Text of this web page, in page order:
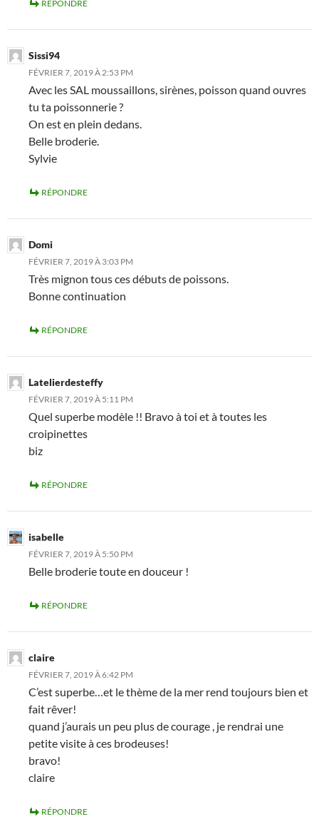
RÉPONDRE
Sissi94
FÉVRIER 7, 2019 À 2:53 PM
Avec les SAL moussaillons, sirènes, poisson quand ouvres
tu ta poissonnerie ?
On est en plein dedans.
Belle broderie.
Sylvie
RÉPONDRE
Domi
FÉVRIER 7, 2019 À 3:03 PM
Très mignon tous ces débuts de poissons.
Bonne continuation
RÉPONDRE
Latelierdesteffy
FÉVRIER 7, 2019 À 5:11 PM
Quel superbe modèle !! Bravo à toi et à toutes les
croipinettes
biz
RÉPONDRE
isabelle
FÉVRIER 7, 2019 À 5:50 PM
Belle broderie toute en douceur !
RÉPONDRE
claire
FÉVRIER 7, 2019 À 6:42 PM
C’est superbe…et le thème de la mer rend toujours bien et
fait rêver!
quand j’aurais un peu plus de courage , je rendrai une
petite visite à ces brodeuses!
bravo!
claire
RÉPONDRE